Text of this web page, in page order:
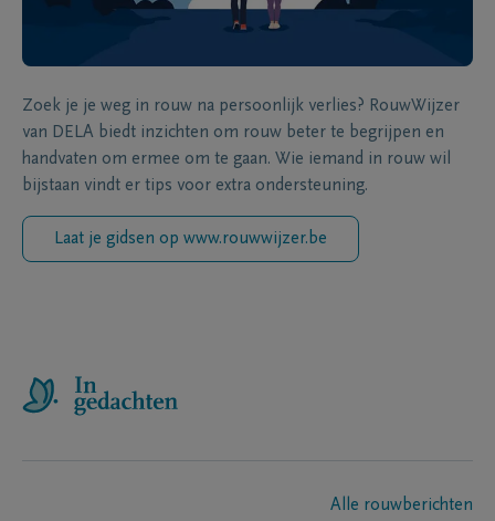
Zoek je je weg in rouw na persoonlijk verlies? RouwWijzer
van DELA biedt inzichten om rouw beter te begrijpen en
handvaten om ermee om te gaan. Wie iemand in rouw wil
bijstaan vindt er tips voor extra ondersteuning.
Laat je gidsen op www.rouwwijzer.be
Alle rouwberichten